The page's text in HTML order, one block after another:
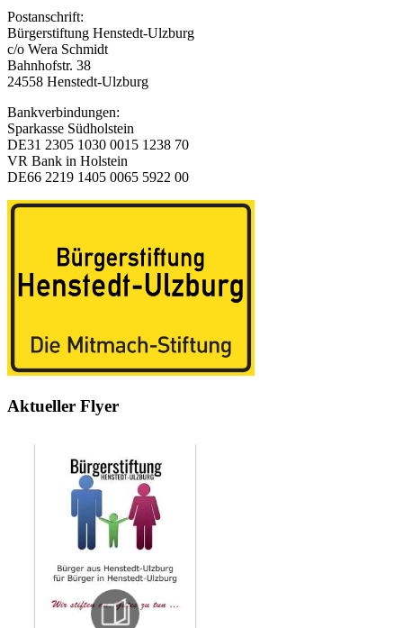
Postanschrift:
Bürgerstiftung Henstedt-Ulzburg
c/o Wera Schmidt
Bahnhofstr. 38
24558 Henstedt-Ulzburg
Bankverbindungen:
Sparkasse Südholstein
DE31 2305 1030 0015 1238 70
VR Bank in Holstein
DE66 2219 1405 0065 5922 00
Aktueller Flyer